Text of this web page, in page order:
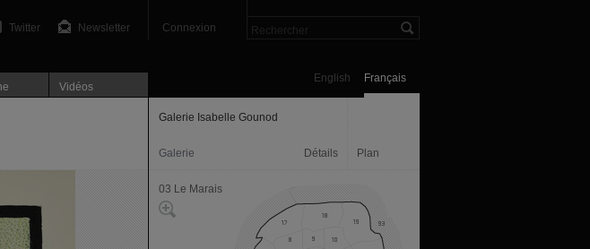
Connexion
Newsletter
Twitter
Français
English
Vidéos
Galerie Isabelle Gounod
Galerie Détails Plan
03 Le Marais